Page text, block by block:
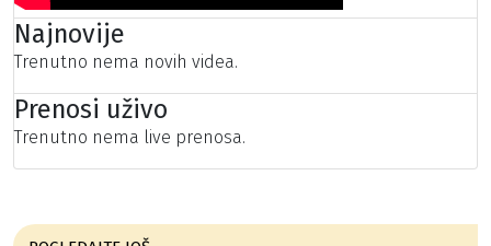
Najnovije
Trenutno nema novih videa.
Prenosi uživo
Trenutno nema live prenosa.